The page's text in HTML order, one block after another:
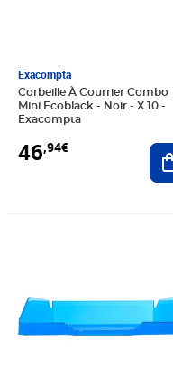
Exacompta
Corbeille À Courrier Combo
Mini Ecoblack - Noir - X 10 -
Exacompta
46,94€